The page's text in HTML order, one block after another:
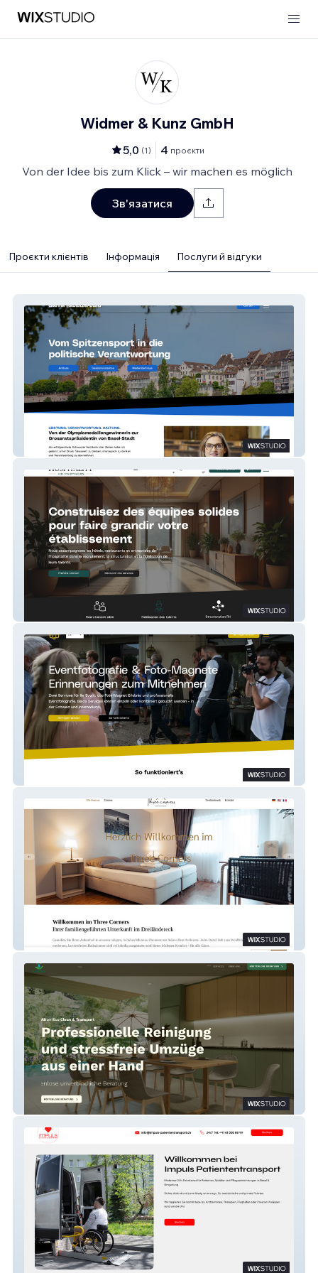
Widmer & Kunz GmbH
5,0 (1) 4 проєкти
Von der Idee bis zum Klick – wir machen es möglich
Зв'язатися
Проєкти клієнтів Інформація Послуги й відгуки
Gianna Hablützel-Bürki
Hospitality HR
Three Corners
Altun Eco Clean & Transport
Impuls Patiententransport